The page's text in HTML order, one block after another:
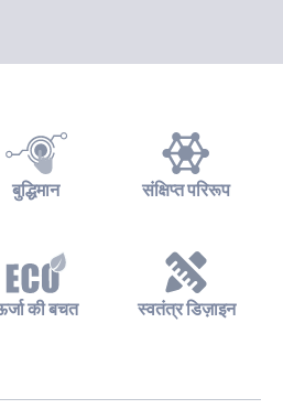
बुद्धिमान संक्षिप्त परिरूप
की बचत स्वतंत्र डिज़ाइन